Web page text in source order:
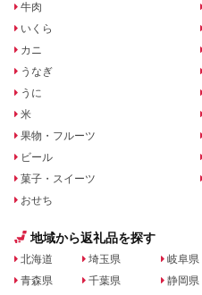
牛肉
いくら
カニ
うなぎ
うに
米
果物・フルーツ
ビール
菓子・スイーツ
おせち
地域から返礼品を探す
北海道
青森県
埼玉県
千葉県
岐阜県
静岡県